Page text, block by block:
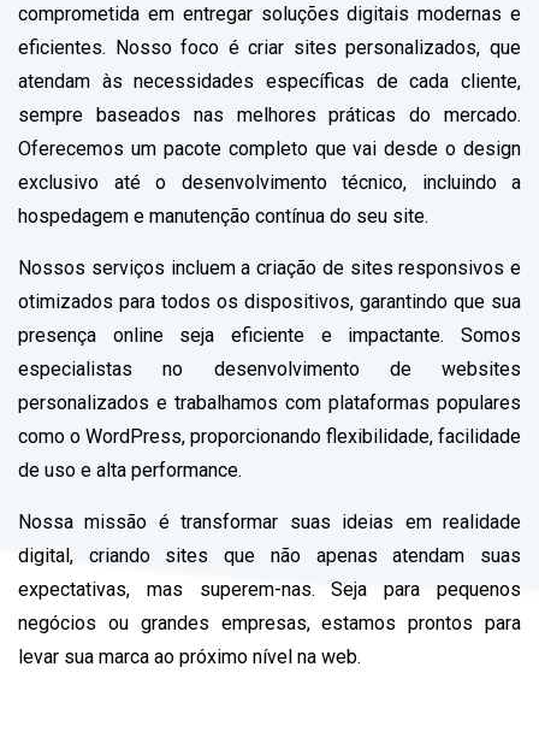
comprometida em entregar soluções digitais modernas e
eficientes. Nosso foco é criar sites personalizados, que
atendam às necessidades específicas de cada cliente,
sempre baseados nas melhores práticas do mercado.
Oferecemos um pacote completo que vai desde o design
exclusivo até o desenvolvimento técnico, incluindo a
hospedagem e manutenção contínua do seu site.
Nossos serviços incluem a criação de sites responsivos e
otimizados para todos os dispositivos, garantindo que sua
presença online seja eficiente e impactante. Somos
especialistas no desenvolvimento de websites
personalizados e trabalhamos com plataformas populares
como o WordPress, proporcionando flexibilidade, facilidade
de uso e alta performance.
Nossa missão é transformar suas ideias em realidade
digital, criando sites que não apenas atendam suas
expectativas, mas superem-nas. Seja para pequenos
negócios ou grandes empresas, estamos prontos para
levar sua marca ao próximo nível na web.